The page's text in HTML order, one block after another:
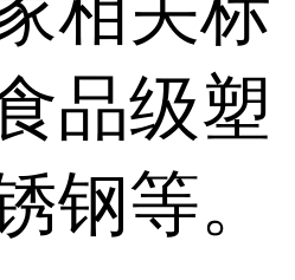
品级塑
钢等。